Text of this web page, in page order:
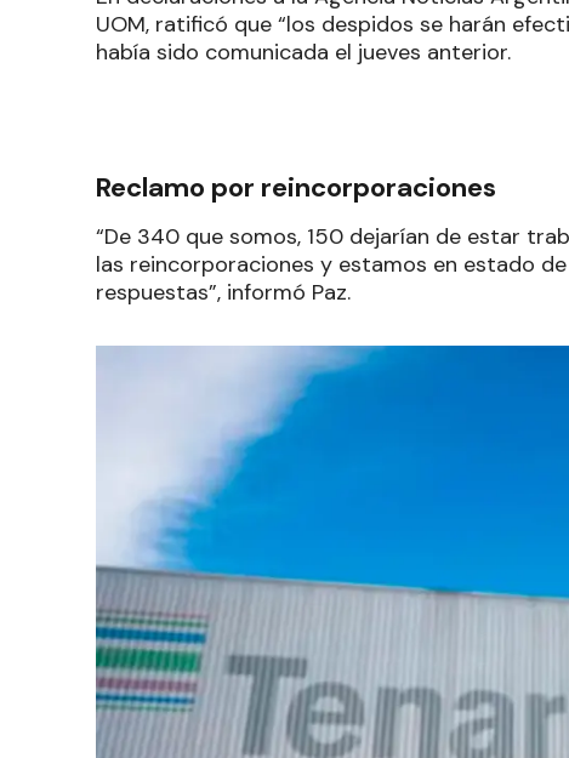
UOM, ratificó que “los despidos se harán
había sido comunicada el jueves anterior.
Reclamo por reincorporaciones
“De 340 que somos, 150 dejarían de estar
las reincorporaciones y estamos en estado
respuestas”, informó Paz.